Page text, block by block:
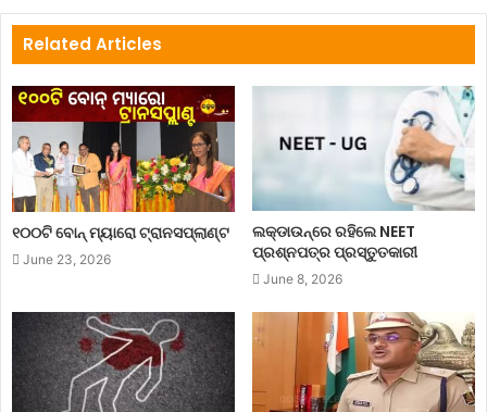
Related Articles
୧୦୦ଟି ବୋନ୍ ମ୍ୟାରୋ ଟ୍ରାନସପ୍ଲାଣ୍ଟ
June 23, 2026
ଲକ୍‌ଡାଉନ୍‌ରେ ରହିଲେ NEET
ପ୍ରଶ୍ନପତ୍ର ପ୍ରସ୍ତୁତକାରୀ
June 8, 2026